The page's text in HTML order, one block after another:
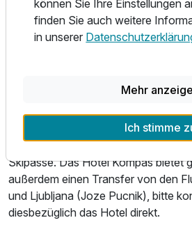
Im Wellnessbereich können Sie
entspannen oder den Whirlpool
verschiedene Saunen und einen
Der Wellnessbereich umfasst ein
eine Sauna und einen Innenpool.
Je nach Jahreszeit erhalten Sie
Skipässe. Das Hotel Kompas bietet
außerdem einen Transfer von den
und Ljubljana (Joze Pucnik), bitte
diesbezüglich das Hotel direkt.
können Sie Ihre Einstellungen
finden Sie auch weitere
in unserer
Mehr
Ich stimme